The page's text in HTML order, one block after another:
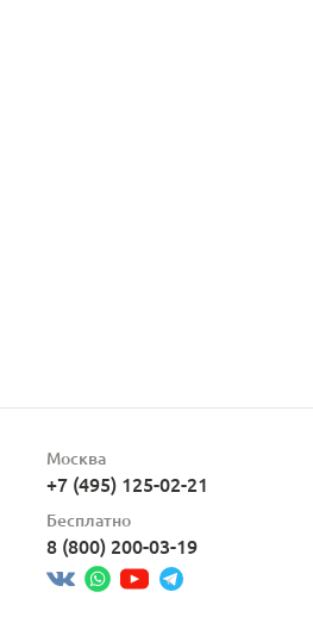
Москва
+7 (495) 125-02-21
Бесплатно
8 (800) 200-03-19